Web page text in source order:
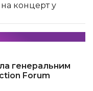
концерт у
генеральним
Forum